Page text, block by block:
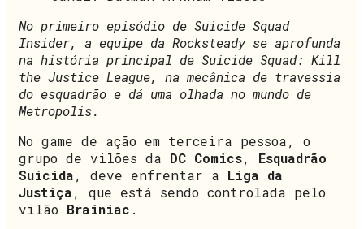
No primeiro episódio de Suicide Squad
Insider, a equipe da Rocksteady se aprofunda
na história principal de Suicide Squad: Kill
the Justice League, na mecânica de travessia
do esquadrão e dá uma olhada no mundo de
Metropolis.
No game de ação em terceira pessoa, o
grupo de vilões da DC Comics, Esquadrão
Suicida, deve enfrentar a Liga da
Justiça, que está sendo controlada pelo
vilão Brainiac .